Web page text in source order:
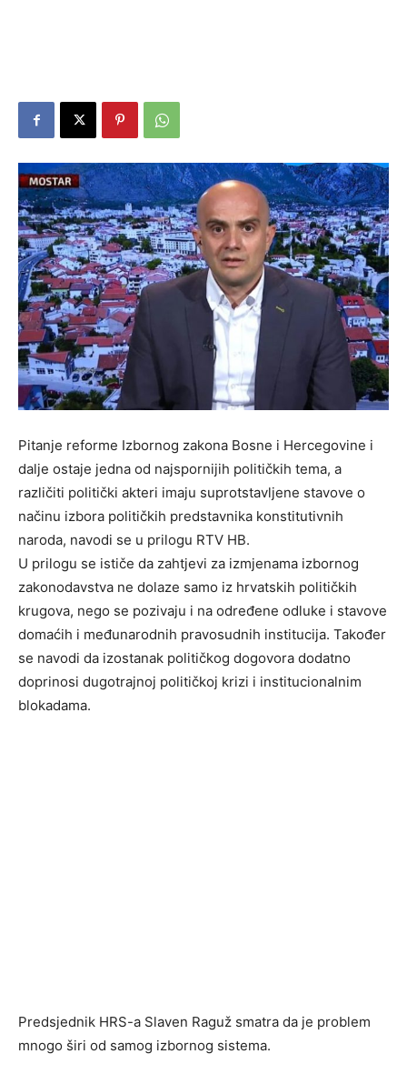
Pitanje reforme Izbornog zakona Bosne i Hercegovine i
dalje ostaje jedna od najspornijih političkih tema, a
različiti politički akteri imaju suprotstavljene stavove o
načinu izbora političkih predstavnika konstitutivnih
naroda, navodi se u prilogu RTV HB.
U prilogu se ističe da zahtjevi za izmjenama izbornog
zakonodavstva ne dolaze samo iz hrvatskih političkih
krugova, nego se pozivaju i na određene odluke i stavove
domaćih i međunarodnih pravosudnih institucija. Također
se navodi da izostanak političkog dogovora dodatno
doprinosi dugotrajnoj političkoj krizi i institucionalnim
blokadama.
Predsjednik HRS-a Slaven Raguž smatra da je problem
mnogo širi od samog izbornog sistema.